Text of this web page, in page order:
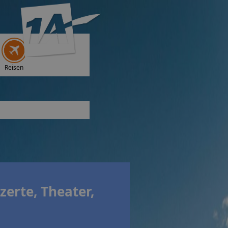
Reisen
Theater,